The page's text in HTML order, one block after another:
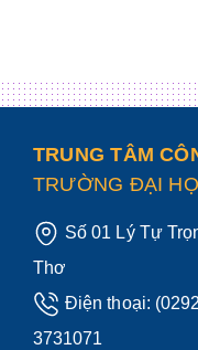
TRUNG TÂM
TRƯỜNG ĐẠI
Số 01 Lý Tự
Thơ
Điện thoại:
3731071